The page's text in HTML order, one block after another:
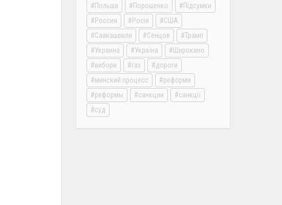
Польша
Порошенко
Підсумки
Россия
Росія
США
Саакашвили
Сенцов
Трамп
Украина
Україна
Широкино
вибори
газ
дороги
минский процесс
реформи
реформы
санкции
санкції
суд